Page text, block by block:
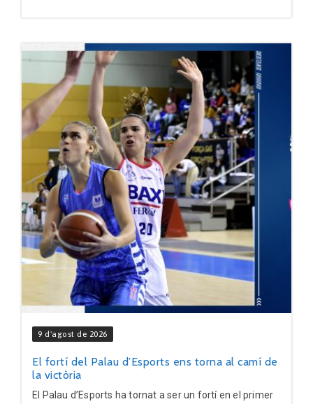
9 d'agost de 2026
El fortí del Palau d’Esports ens torna al camí de
la victòria
El Palau d’Esports ha tornat a ser un fortí en el primer